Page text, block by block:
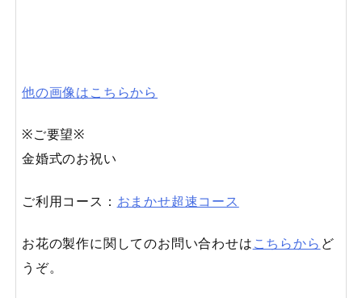
他の画像はこちらから
※ご要望※
金婚式のお祝い
ご利用コース： おまかせ超速コース
お花の製作に関してのお問い合わせはこちらから ど
うぞ。